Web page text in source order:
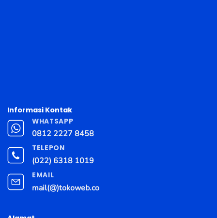
Informasi Kontak
WHATSAPP
0812 2227 8458
TELEPON
(022) 6318 1019
EMAIL
mail(@)tokoweb.co